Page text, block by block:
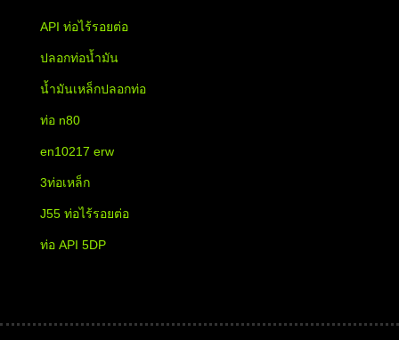
API ท่อไร้รอยต่อ
ปลอกท่อน้ำมัน
น้ำมันเหล็กปลอกท่อ
ท่อ n80
en10217 erw
3ท่อเหล็ก
J55 ท่อไร้รอยต่อ
ท่อ API 5DP